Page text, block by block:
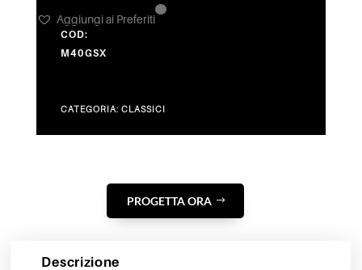
Aggiungi ai Preferiti
COD:
M40GSX
CATEGORIA: CLASSICI
PROGETTA ORA
Descrizione